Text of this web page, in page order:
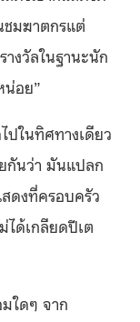
ชมฆาตกรแต่
งวัลในฐานะนัก
น่อย”
ในทิศทางเดียว
กันว่า มันแปลก
ดงที่ครอบครัว
ได้เกลียดปีเต
ใดๆ จาก